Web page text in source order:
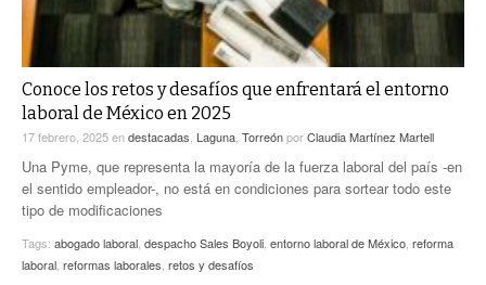
Conoce los retos y desafíos que enfrentará el entorno
laboral de México en 2025
17 febrero, 2025endestacadas Laguna TorreónporClaudia Martínez Martell
Una Pyme, que representa la mayoría de la fuerza laboral del país -en
el sentido empleador-, no está en condiciones para sortear todo este
tipo de modificaciones
Tags: abogado laboral despacho Sales Boyoli entorno laboral de México reforma
laboral reformas laborales retos y desafíos